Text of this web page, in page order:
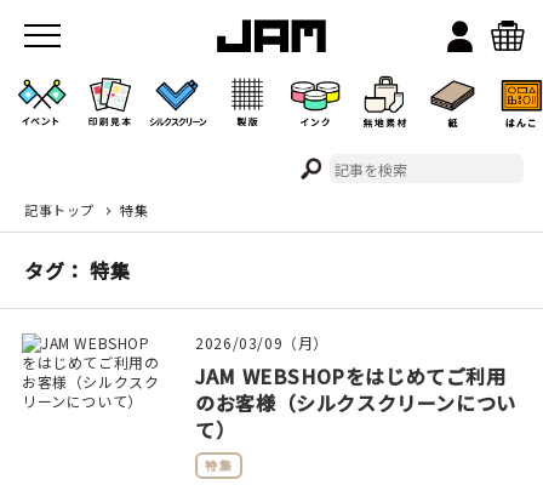
JAMのこと
お店/ワークスペース
記事トップ 特集
タグ： 特集
2026/03/09（月）
JAM WEBSHOPをはじめてご利用
のお客様（シルクスクリーンについ
て）
特集